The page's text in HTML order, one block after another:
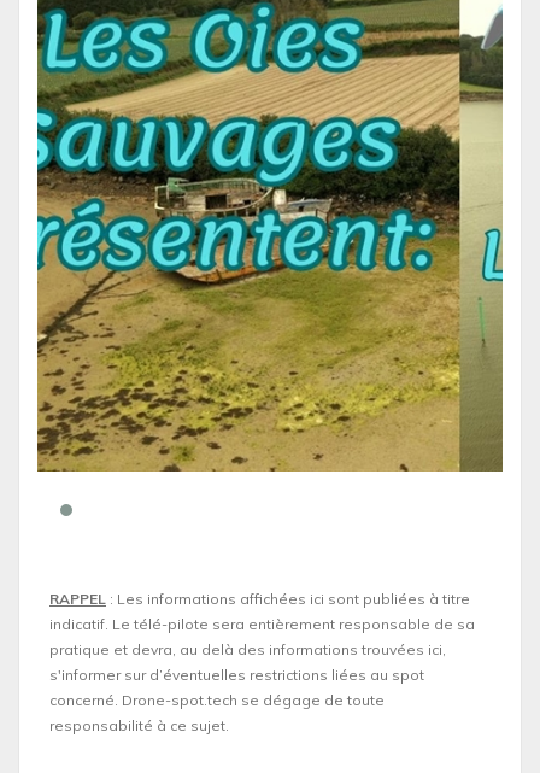
RAPPEL : Les informations affichées ici sont publiées à titre
indicatif. Le télé-pilote sera entièrement responsable de sa
pratique et devra, au delà des informations trouvées ici,
s'informer sur d’éventuelles restrictions liées au spot
concerné. Drone-spot.tech se dégage de toute
responsabilité à ce sujet.